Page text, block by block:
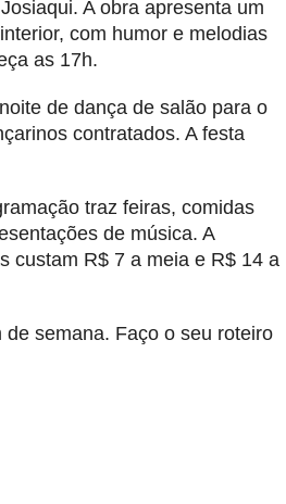
A obra apresenta um
com humor e melodias
as 17h.
de dança de salão para o
contratados. A festa
traz feiras, comidas
de música. A
custam R$ 7 a meia e R$ 14 a
semana. Faço o seu roteiro